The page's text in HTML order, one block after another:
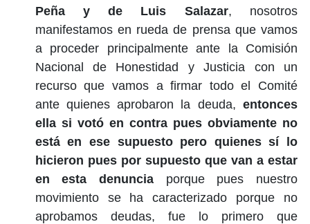
Peña y de Luis Salazar, nosotros
manifestamos en rueda de prensa que vamos
a proceder principalmente ante la Comisión
Nacional de Honestidad y Justicia con un
recurso que vamos a firmar todo el Comité
ante quienes aprobaron la deuda, entonces
ella si votó en contra pues obviamente no
está en ese supuesto pero quienes sí lo
hicieron pues por supuesto que van a estar
en esta denuncia porque pues nuestro
movimiento se ha caracterizado porque no
aprobamos deudas, fue lo primero que